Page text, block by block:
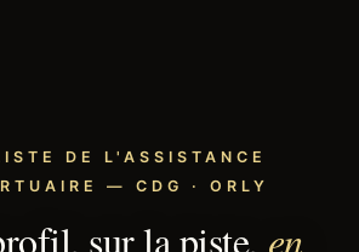
DE L'ASSISTANCE
— CDG · ORLY
sur la piste, en